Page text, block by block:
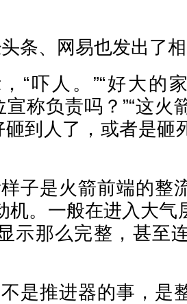
条、网易也发出了
“吓人。”“好大的
宣称负责吗？”“这
砸到人了，或者是砸
子是火箭前端的整
机。一般在进入大气
示那么完整，甚至
是推进器的事，是